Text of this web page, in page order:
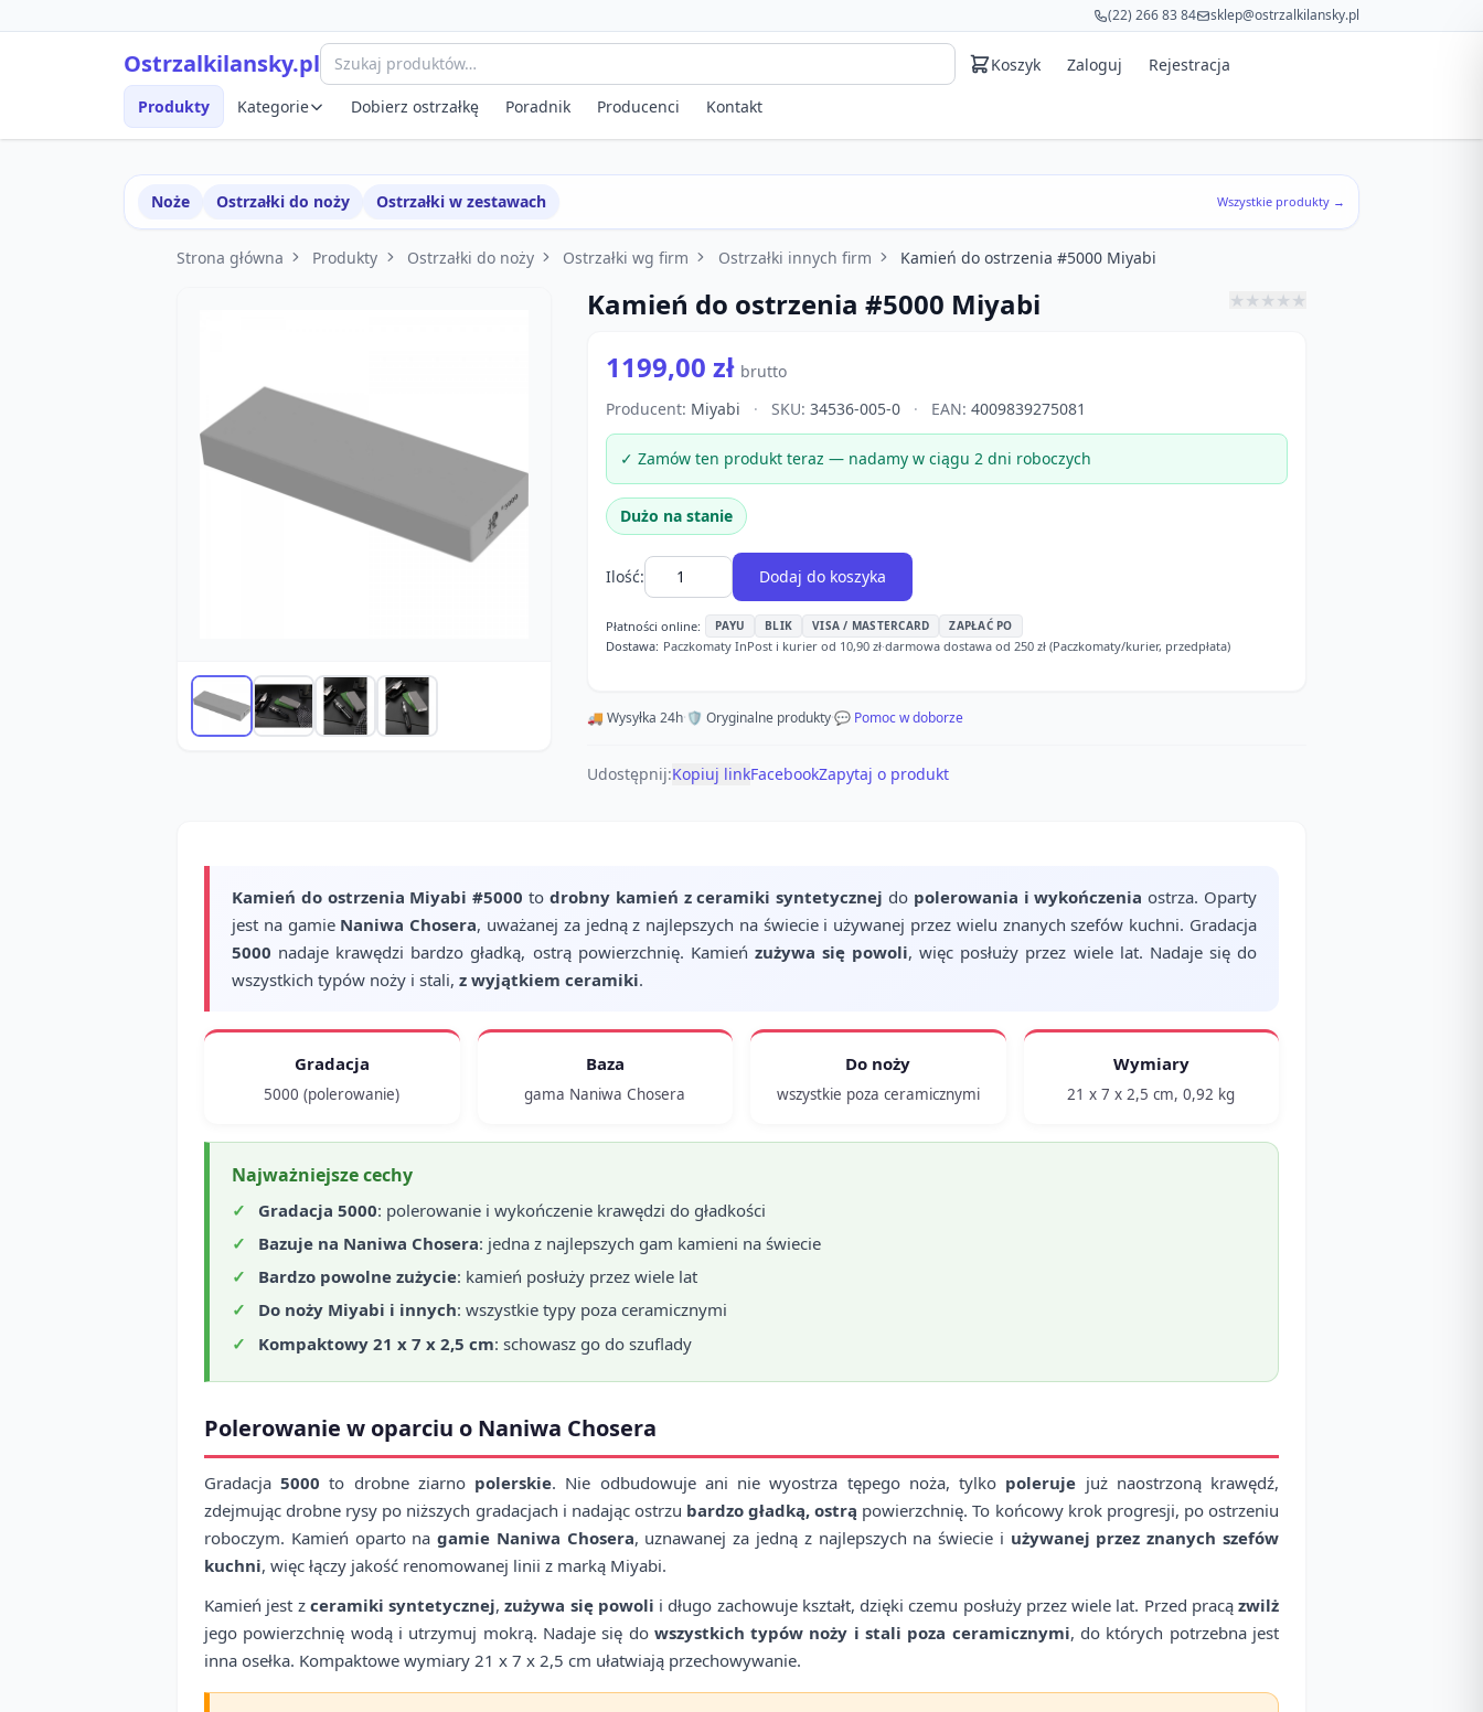
(22) 266 83 84 sklep@ostrzalkilansky.pl
Ostrzalkilansky.pl Koszyk Zaloguj Rejestracja
Produkty Kategorie Dobierz ostrzałkę Poradnik Producenci Kontakt
Noże Ostrzałki do noży Ostrzałki w zestawach Wszystkie produkty →
Strona główna Produkty Ostrzałki do noży Ostrzałki wg firm Ostrzałki innych firm Kamień do ostrzenia #5000 Miyabi
Kamień do ostrzenia #5000 Miyabi ★★★★★
1199,00 zł brutto
Producent: Miyabi · SKU: 34536-005-0 · EAN: 4009839275081
✓ Zamów ten produkt teraz — nadamy w ciągu 2 dni roboczych
Dużo na stanie
Ilość: Dodaj do koszyka
Płatności online: PAYU BLIK VISA / MASTERCARD ZAPŁAĆ PO
Dostawa: Paczkomaty InPost i kurier od 10,90 zł·darmowa dostawa od 250 zł (Paczkomaty/kurier, przedpłata)
🚚 Wysyłka 24h·🛡️ Oryginalne produkty·💬 Pomoc w doborze
Udostępnij:Kopiuj linkFacebookZapytaj o produkt
Kamień do ostrzenia Miyabi #5000 to drobny kamień z ceramiki syntetycznej do polerowania i wykończenia ostrza. Oparty
jest na gamie Naniwa Chosera, uważanej za jedną z najlepszych na świecie i używanej przez wielu znanych szefów kuchni. Gradacja
5000 nadaje krawędzi bardzo gładką, ostrą powierzchnię. Kamień zużywa się powoli, więc posłuży przez wiele lat. Nadaje się do
wszystkich typów noży i stali, z wyjątkiem ceramiki.
Gradacja
5000 (polerowanie)
Baza
gama Naniwa Chosera
Do noży
wszystkie poza ceramicznymi
Wymiary
21 x 7 x 2,5 cm, 0,92 kg
Najważniejsze cechy
Gradacja 5000: polerowanie i wykończenie krawędzi do gładkości
Bazuje na Naniwa Chosera: jedna z najlepszych gam kamieni na świecie
Bardzo powolne zużycie: kamień posłuży przez wiele lat
Do noży Miyabi i innych: wszystkie typy poza ceramicznymi
Kompaktowy 21 x 7 x 2,5 cm: schowasz go do szuflady
Polerowanie w oparciu o Naniwa Chosera
Gradacja5000 to drobne ziarno polerskie. Nie odbudowuje ani nie wyostrza tępego noża, tylko poleruje już naostrzoną krawędź,
zdejmując drobne rysy po niższych gradacjach i nadając ostrzu bardzo gładką, ostrą powierzchnię. To końcowy krok progresji, po ostrzeniu
roboczym. Kamień oparto nagamie Naniwa Chosera, uznawanej za jedną z najlepszych na świecie i używanej przez znanych szefów
kuchni, więc łączy jakość renomowanej linii z marką Miyabi.
Kamień jest z ceramiki syntetycznej,zużywa się powoli i długo zachowuje kształt, dzięki czemu posłuży przez wiele lat. Przed pracą zwilż
jego powierzchnię wodą i utrzymuj mokrą. Nadaje się do wszystkich typów noży i stali poza ceramicznymi, do których potrzebna jest
inna osełka. Kompaktowe wymiary 21 x 7 x 2,5 cm ułatwiają przechowywanie.
Szybki podgląd produktu